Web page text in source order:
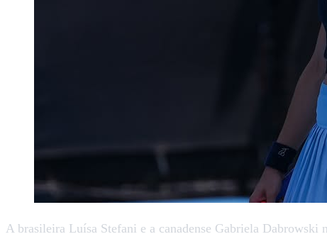
A brasileira Luísa Stefani e a canadense Gabriela